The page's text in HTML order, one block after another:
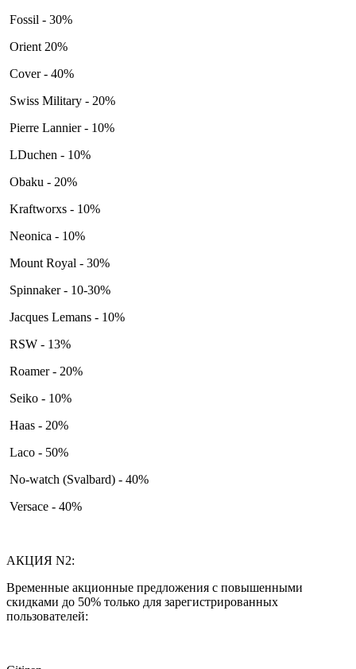
Fossil - 30%
Orient 20%
Cover - 40%
Swiss Military - 20%
Pierre Lannier - 10%
LDuchen - 10%
Obaku - 20%
Kraftworxs - 10%
Neonica - 10%
Mount Royal - 30%
Spinnaker - 10-30%
Jacques Lemans - 10%
RSW - 13%
Roamer - 20%
Seiko - 10%
Haas - 20%
Laco - 50%
No-watch (Svalbard) - 40%
Versace - 40%
АКЦИЯ N2:
Временные акционные предложения с повышенными
скидками до 50% только для зарегистрированных
пользователей: